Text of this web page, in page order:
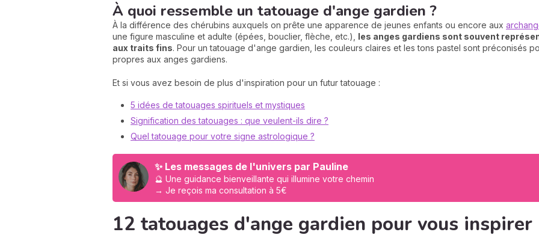
À quoi ressemble un tatouage d'ange gardien ?
À la différence des chérubins auxquels on prête une apparence de jeunes enfants ou encore aux
une figure masculine et adulte (épées, bouclier, flèche, etc.), les anges gardiens sont souvent
aux traits fins. Pour un tatouage d'ange gardien, les couleurs claires et les tons pastel sont préconisés
propres aux anges gardiens.
Et si vous avez besoin de plus d'inspiration pour un futur tatouage :
5 idées de tatouages spirituels et mystiques
Signification des tatouages : que veulent-ils dire ?
Quel tatouage pour votre signe astrologique ?
✨ Les messages de l'univers par Pauline
🔮 Une guidance bienveillante qui illumine votre chemin
→ Je reçois ma consultation à 5€
12 tatouages d'ange gardien pour vous inspirer